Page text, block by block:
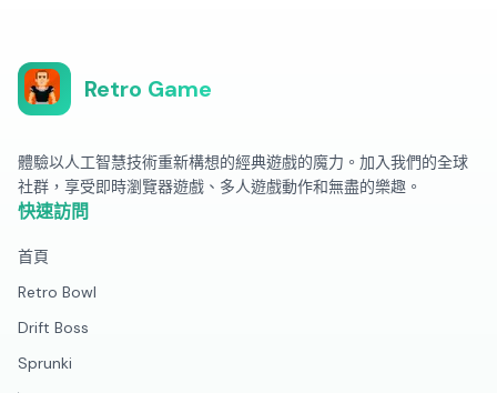
Retro Game
體驗以人工智慧技術重新構想的經典遊戲的魔力。加入我們的全球
社群，享受即時瀏覽器遊戲、多人遊戲動作和無盡的樂趣。
快速訪問
首頁
Retro Bowl
Drift Boss
Sprunki